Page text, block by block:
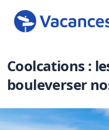
Coolcations :
bouleverser